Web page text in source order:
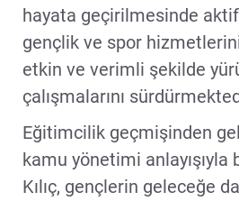
hayata geçirilmesinde aktif
gençlik ve spor
etkin ve verimli şekilde
çalışmalarını
Eğitimcilik geçmişinden
kamu yönetimi
Kılıç, gençlerin geleceğe